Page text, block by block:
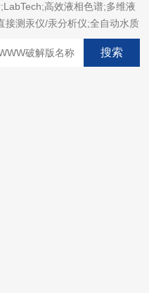
高效液相色谱;多维液
接测汞仪/汞分析仪;全自动水质
统;微波灰化磺化系统;全自动
系统;激光固体烧蚀进样系统;循